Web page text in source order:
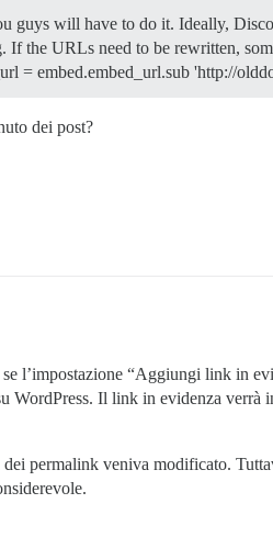
guys will have to do it. Ideally,
If the URLs need to be rewritten,
= embed.embed_url.sub 'http://
dei post?
l’impostazione “Aggiungi link in
WordPress. Il link in evidenza verrà
permalink veniva modificato.